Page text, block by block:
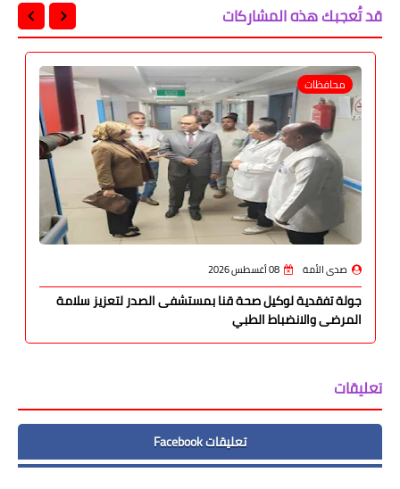
قد تُعجبك هذه المشاركات
محافظات
صدى الأمة 08 أغسطس 2026
جولة تفقدية لوكيل صحة قنا بمستشفى الصدر لتعزيز سلامة
المرضى والانضباط الطبي
تعليقات
تعليقات Facebook